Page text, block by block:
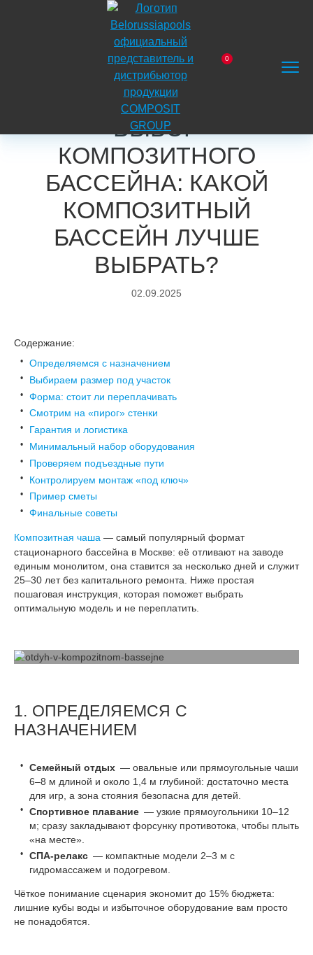
На
главную
0
ПоискМеню
Полезные рекомендации
Выбор композитного бассейна: какой композитный
бассейн лучше выбрать?
ВЫБОР
КОМПОЗИТНОГО
БАССЕЙНА: КАКОЙ
КОМПОЗИТНЫЙ
БАССЕЙН ЛУЧШЕ
ВЫБРАТЬ?
02.09.2025
Содержание:
Определяемся с назначением
Выбираем размер под участок
Форма: стоит ли переплачивать
Смотрим на «пирог» стенки
Гарантия и логистика
Минимальный набор оборудования
Проверяем подъездные пути
Контролируем монтаж «под ключ»
Пример сметы
Финальные советы
Композитная чаша — самый популярный формат
стационарного бассейна в Москве: её отливают на заводе
единым монолитом, она ставится за несколько дней и служит
25–30 лет без капитального ремонта. Ниже простая
пошаговая инструкция, которая поможет выбрать
оптимальную модель и не переплатить.
1. ОПРЕДЕЛЯЕМСЯ С
НАЗНАЧЕНИЕМ
Семейный отдых— овальные или прямоугольные чаши
6–8 м длиной и около 1,4 м глубиной: достаточно места
для игр, а зона стояния безопасна для детей.
Спортивное плавание— узкие прямоугольники 10–12
м; сразу закладывают форсунку противотока, чтобы плыть
«на месте».
СПА-релакс— компактные модели 2–3 м с
гидромассажем и подогревом.
Чёткое понимание сценария экономит до 15% бюджета:
лишние кубы воды и избыточное оборудование вам просто
не понадобятся.